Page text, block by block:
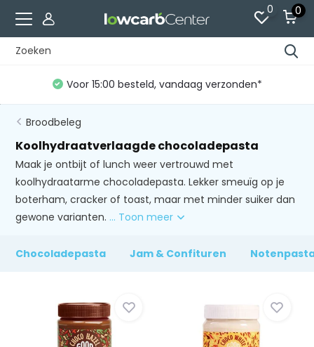
0 0
Gratis verzending vanaf €60 (NL)*
Broodbeleg
Koolhydraatverlaagde chocoladepasta
Maak je ontbijt of lunch weer vertrouwd met
koolhydraatarme chocoladepasta. Lekker smeuïg op je
boterham, cracker of toast, maar met minder suiker dan
gewone varianten. ... Toon meer
Chocoladepasta Jam & Confituren